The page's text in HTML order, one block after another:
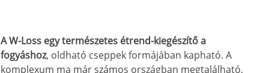
A W-Loss egy természetes étrend-kiegészítő a
fogyáshoz, oldható cseppek formájában kapható. A
komplexum ma már számos országban megtalálható,